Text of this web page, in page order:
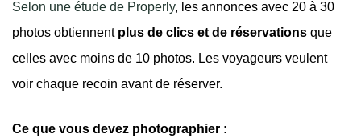
Selon une étude de Properly, les annonces avec 20 à 30
photos obtiennent plus de clics et de réservations que
celles avec moins de 10 photos. Les voyageurs veulent
voir chaque recoin avant de réserver.
Ce que vous devez photographier :